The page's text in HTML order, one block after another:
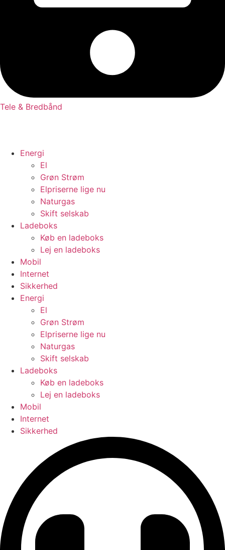
Tele & Bredbånd
Energi
El
Grøn Strøm
Elpriserne lige nu
Naturgas
Skift selskab
Ladeboks
Køb en ladeboks
Lej en ladeboks
Mobil
Internet
Sikkerhed
Energi
El
Grøn Strøm
Elpriserne lige nu
Naturgas
Skift selskab
Ladeboks
Køb en ladeboks
Lej en ladeboks
Mobil
Internet
Sikkerhed